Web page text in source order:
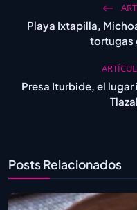
Playa Ixtapilla,
tortugas
Presa Iturbide, el
Posts Relacionados